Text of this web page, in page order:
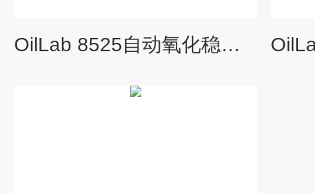
OilLab 8525自动氧化稳定性测定仪2位干浴